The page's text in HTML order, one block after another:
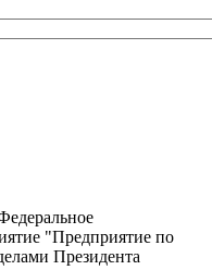
"Предприятие по
Президента